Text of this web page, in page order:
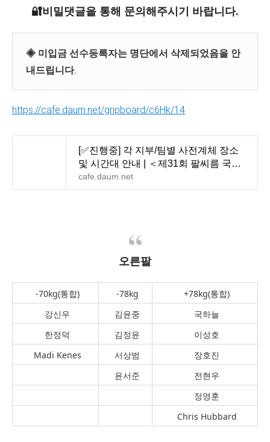
🔐비밀댓글을 통해 문의해주시기 바랍니다.
◈ 미입금 선수등록자는 명단에서 삭제되었음을 안
내드립니다.
https://cafe.daum.net/gripboard/c6Hk/14
[✅진행중] 각 지부/팀별 사전계체 장소
및 시간대 안내 | ＜제31회 팔씨름 국가
대표 선발전＞ &
cafe.daum.net
오른팔
-70kg(통합) -78kg
+78kg(통합)
강신우
김윤중
국하늘
한정덕
김정윤
이성호
Madi Kenes
서상범
장호진
윤서준
전현우
정영훈
Chris Hubbard